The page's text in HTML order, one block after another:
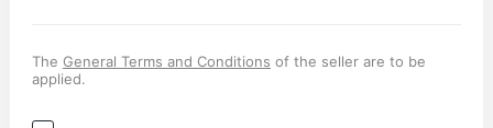
The General Terms and Conditions of the seller are to be
applied.